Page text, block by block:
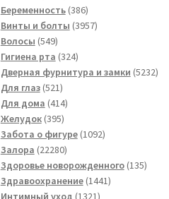
товаров
Беременность 386386
товаров
Винты и болты 39573957
Волосы 549549
товаров
Гигиена рта 324324
товара
Дверная фурнитура и замки 52325232
Для глаз 521521
товар
Для дома 414414
Желудок 395395
товаров
Забота о фигуре 10921092
Залора 2228022280
товаров
Здоровье новорожденного 135135
Здравоохранение 14411441
Интимный уход 13211321